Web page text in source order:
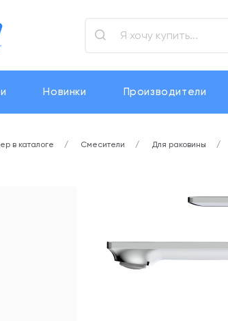
Новинки Производители
в каталоге Смесители Для раковины